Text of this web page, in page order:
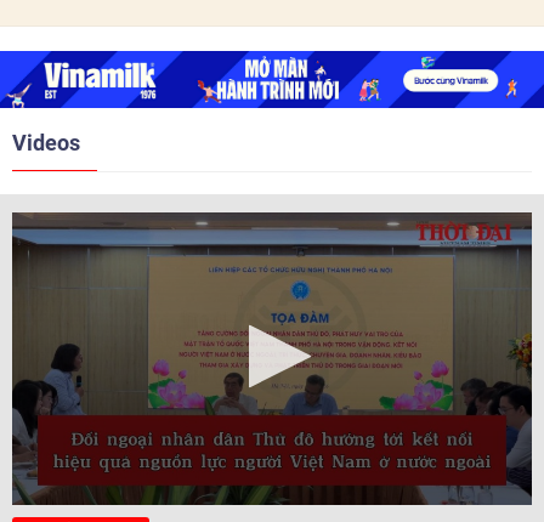
nghị Cấp cao vào các năm 2005,
2010, 2016, 2018, 2021.
Videos